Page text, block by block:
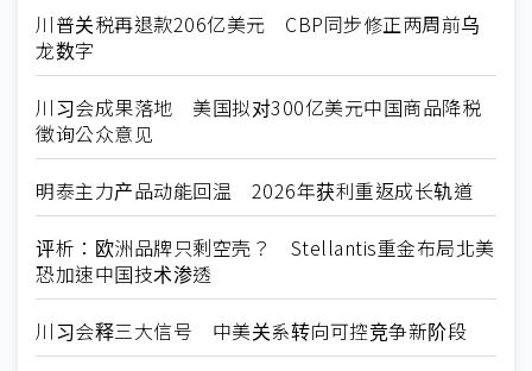
川普关税再退款206亿美元 CBP同步修正两周前乌
龙数字
川习会成果落地 美国拟对300亿美元中国商品降税
徵询公众意见
明泰主力产品动能回温 2026年获利重返成长轨道
评析：欧洲品牌只剩空壳？ Stellantis重金布局北美
恐加速中国技术渗透
川习会释三大信号 中美关系转向可控竞争新阶段